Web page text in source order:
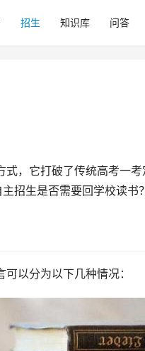
招生 知识库 问答
招生是否需要回学校读书？
以分为以下几种情况：